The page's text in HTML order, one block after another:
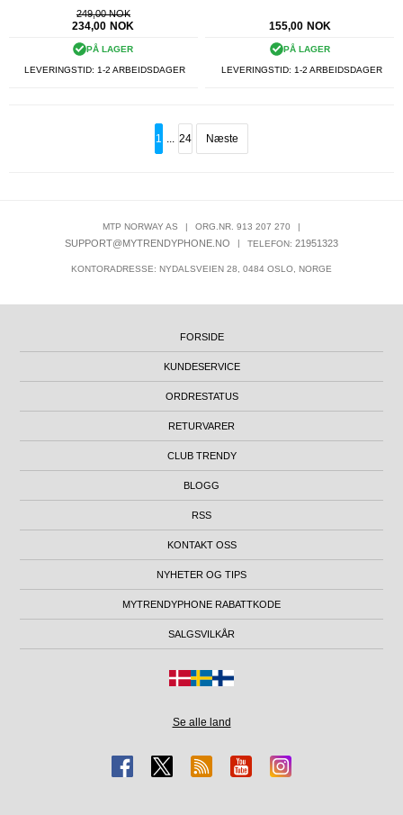
249,00 NOK
234,00 NOK
PÅ LAGER
LEVERINGSTID: 1-2 ARBEIDSDAGER
155,00 NOK
PÅ LAGER
LEVERINGSTID: 1-2 ARBEIDSDAGER
1 24 Næste
MTP NORWAY AS | ORG.NR. 913 207 270 |
SUPPORT@MYTRENDYPHONE.NO | TELEFON: 21951323
KONTORADRESSE: NYDALSVEIEN 28, 0484 OSLO, NORGE
FORSIDE
KUNDESERVICE
ORDRESTATUS
RETURVARER
CLUB TRENDY
BLOGG
RSS
KONTAKT OSS
NYHETER OG TIPS
MYTRENDYPHONE RABATTKODE
SALGSVILKÅR
Se alle land